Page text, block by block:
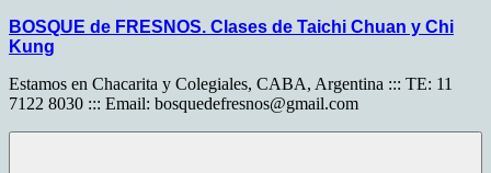
Saltar
al
BOSQUE de FRESNOS. Clases de Taichi Chuan y Chi
Kung
Estamos en Chacarita y Colegiales, CABA, Argentina ::: TE: 11
7122 8030 ::: Email: bosquedefresnos@gmail.com